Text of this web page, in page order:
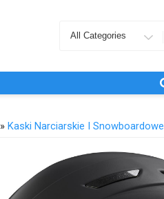
Search
» Kaski Narciarskie I Snowboardowe